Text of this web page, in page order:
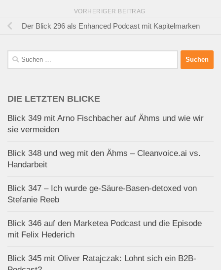
VORHERIGER BEITRAG
Der Blick 296 als Enhanced Podcast mit Kapitelmarken
Suchen
nach:
DIE LETZTEN BLICKE
Blick 349 mit Arno Fischbacher auf Ähms und wie wir
sie vermeiden
Blick 348 und weg mit den Ähms – Cleanvoice.ai vs.
Handarbeit
Blick 347 – Ich wurde ge-Säure-Basen-detoxed von
Stefanie Reeb
Blick 346 auf den Marketea Podcast und die Episode
mit Felix Hederich
Blick 345 mit Oliver Ratajczak: Lohnt sich ein B2B-